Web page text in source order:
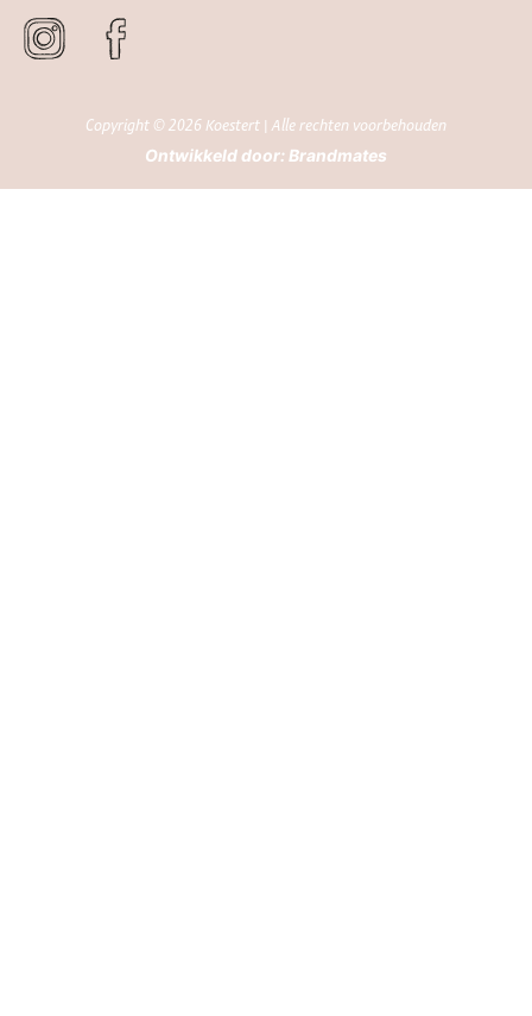
Copyright © 2026 Koestert | Alle rechten voorbehouden
Ontwikkeld door: Brandmates